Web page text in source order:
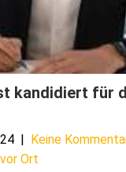
kandidiert für
| Keine
Ort